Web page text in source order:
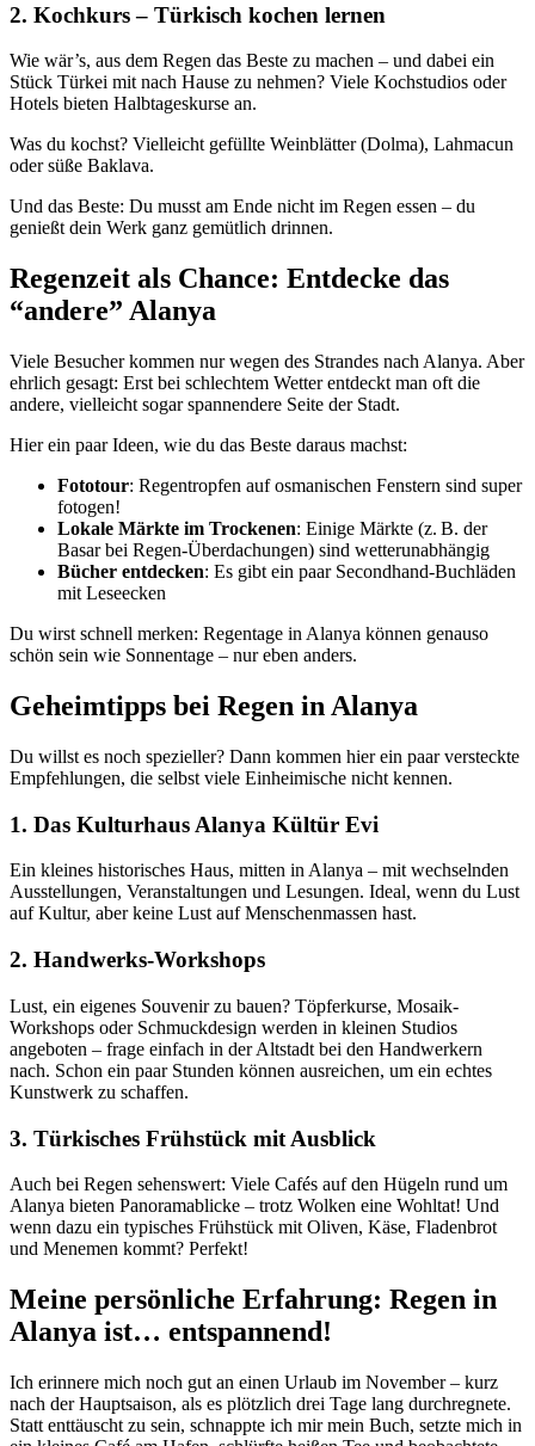
2. Kochkurs – Türkisch kochen lernen
Wie wär’s, aus dem Regen das Beste zu machen – und dabei ein
Stück Türkei mit nach Hause zu nehmen? Viele Kochstudios oder
Hotels bieten Halbtageskurse an.
Was du kochst? Vielleicht gefüllte Weinblätter (Dolma), Lahmacun
oder süße Baklava.
Und das Beste: Du musst am Ende nicht im Regen essen – du
genießt dein Werk ganz gemütlich drinnen.
Regenzeit als Chance: Entdecke das
“andere” Alanya
Viele Besucher kommen nur wegen des Strandes nach Alanya. Aber
ehrlich gesagt: Erst bei schlechtem Wetter entdeckt man oft die
andere, vielleicht sogar spannendere Seite der Stadt.
Hier ein paar Ideen, wie du das Beste daraus machst:
Fototour: Regentropfen auf osmanischen Fenstern sind super
fotogen!
Lokale Märkte im Trockenen: Einige Märkte (z. B. der
Basar bei Regen-Überdachungen) sind wetterunabhängig
Bücher entdecken: Es gibt ein paar Secondhand-Buchläden
mit Leseecken
Du wirst schnell merken: Regentage in Alanya können genauso
schön sein wie Sonnentage – nur eben anders.
Geheimtipps bei Regen in Alanya
Du willst es noch spezieller? Dann kommen hier ein paar versteckte
Empfehlungen, die selbst viele Einheimische nicht kennen.
1. Das Kulturhaus Alanya Kültür Evi
Ein kleines historisches Haus, mitten in Alanya – mit wechselnden
Ausstellungen, Veranstaltungen und Lesungen. Ideal, wenn du Lust
auf Kultur, aber keine Lust auf Menschenmassen hast.
2. Handwerks-Workshops
Lust, ein eigenes Souvenir zu bauen? Töpferkurse, Mosaik-
Workshops oder Schmuckdesign werden in kleinen Studios
angeboten – frage einfach in der Altstadt bei den Handwerkern
nach. Schon ein paar Stunden können ausreichen, um ein echtes
Kunstwerk zu schaffen.
3. Türkisches Frühstück mit Ausblick
Auch bei Regen sehenswert: Viele Cafés auf den Hügeln rund um
Alanya bieten Panoramablicke – trotz Wolken eine Wohltat! Und
wenn dazu ein typisches Frühstück mit Oliven, Käse, Fladenbrot
und Menemen kommt? Perfekt!
Meine persönliche Erfahrung: Regen in
Alanya ist… entspannend!
Ich erinnere mich noch gut an einen Urlaub im November – kurz
nach der Hauptsaison, als es plötzlich drei Tage lang durchregnete.
Statt enttäuscht zu sein, schnappte ich mir mein Buch, setzte mich in